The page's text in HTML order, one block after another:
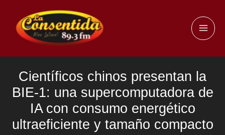
contenido
Científicos chinos presentan la
BIE-1: una supercomputadora de
IA con consumo energético
ultraeficiente y tamaño compacto